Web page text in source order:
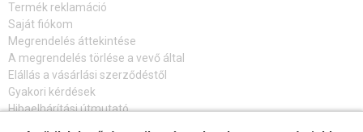
Termék reklamáció
Saját fiókom
Megrendelés áttekintése
A megrendelés törlése a vevő által
Elállás a vásárlási szerződéstől
Gyakori kérdések
Hibaelhárítási útmutató